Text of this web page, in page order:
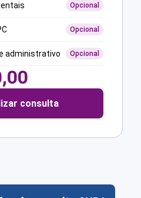
Opcional
Opcional
administrativo Opcional
consulta